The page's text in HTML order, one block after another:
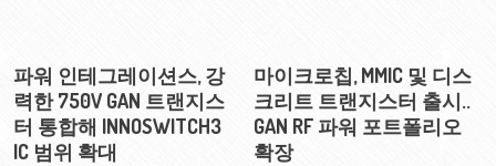
파워 인테그레이션스, 강
력한 750V GAN 트랜지스
터 통합해 INNOSWITCH3
IC 범위 확대
마이크로칩, MMIC 및 디스
크리트 트랜지스터 출시..
GAN RF 파워 포트폴리오
확장